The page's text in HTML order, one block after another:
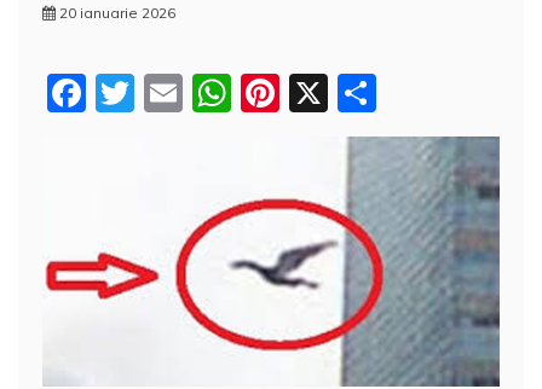
20 ianuarie 2026
F
b
o
T
E
W
s
A
p
p
Pi
e
st
X
a
rt
aj
e
a
z
ă